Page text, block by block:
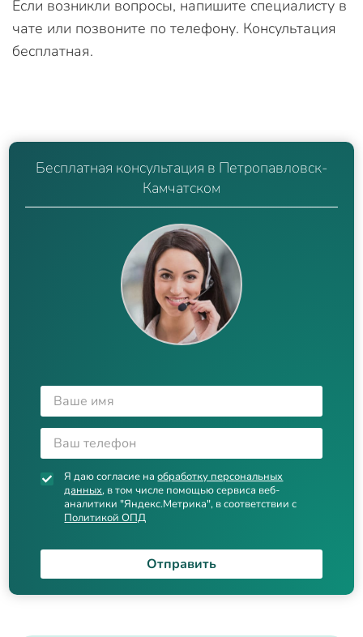
Если возникли вопросы, напишите специалисту в
чате или позвоните по телефону. Консультация
бесплатная.
Бесплатная консультация в Петропавловск-
Камчатском
Я даю согласие наобработку персональных
данных, в том числе помощью сервиса веб-
аналитики "Яндекс.Метрика", в соответствии с
Политикой ОПД
Отправить